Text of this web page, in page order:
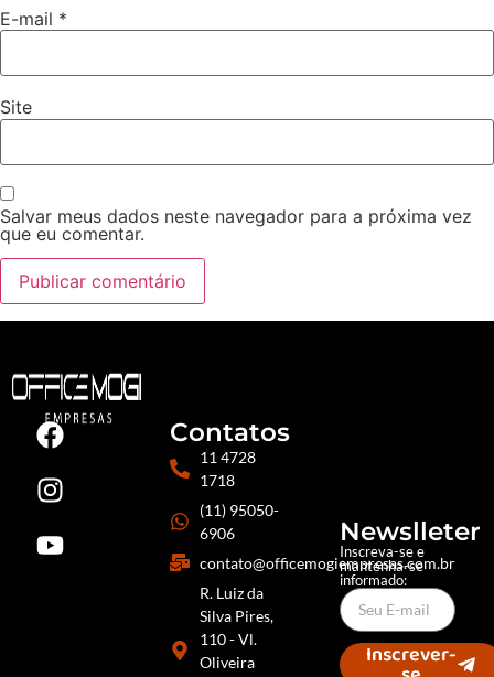
E-mail *
Site
Salvar meus dados neste navegador para a próxima vez
que eu comentar.
Contatos
11 4728
1718
(11) 95050-
6906
contato@officemogiempresas.com.br
R. Luiz da
Silva Pires,
110 - Vl.
Oliveira
Newslleter
Inscreva-se e
mantenha-se
informado:
Inscrever-